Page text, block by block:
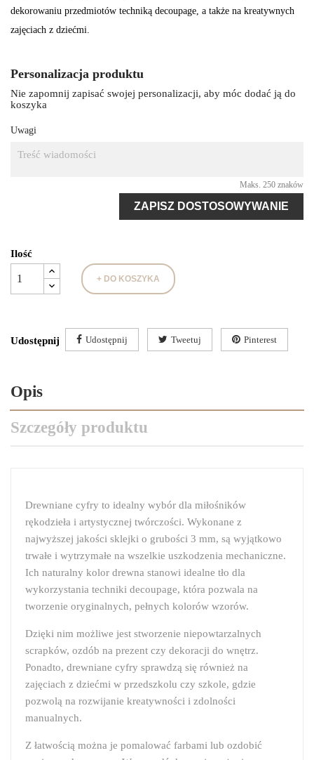
dekorowaniu przedmiotów techniką decoupage, a także na kreatywnych
zajęciach z dziećmi.
Personalizacja produktu
Nie zapomnij zapisać swojej personalizacji, aby móc dodać ją do
koszyka
Uwagi
Maks. 250 znaków
ZAPISZ DOSTOSOWYWANIE
Ilość
+ DO KOSZYKA
Udostępnij Udostępnij Tweetuj Pinterest
Opis
Szczegóły produktu
Drewniane cyfry to idealny wybór dla miłośników
rękodzieła i artystycznej twórczości. Wykonane z
najwyższej jakości sklejki o grubości 3 mm, są wyjątkowo
trwałe i wytrzymałe na wszelkie uszkodzenia mechaniczne.
Ich naturalny kolor drewna stanowi idealne tło dla
wykorzystania techniki decoupage, która pozwala na
tworzenie oryginalnych, pełnych kolorów wzorów.
Dzięki nim możliwe jest stworzenie niepowtarzalnych
scrapków, ozdób na prezent czy dekoracji do wnętrz.
Ponadto, drewniane cyfry sprawdzą się również na
zajęciach z dziećmi w przedszkolu czy szkole, gdzie
pozwolą na rozwijanie kreatywności i zdolności
manualnych.
Z łatwością można je pomalować farbami lub ozdobić